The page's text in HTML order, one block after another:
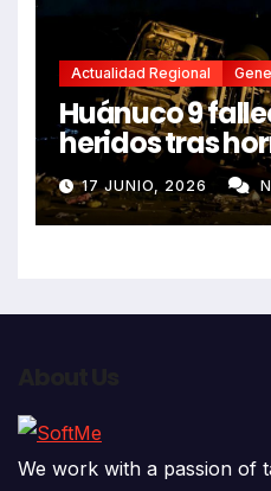
Actualidad Regional
Huánuco 9
heridos tras
despiste de
que impactó
17 JUNIO, 2026
We work with a passion of